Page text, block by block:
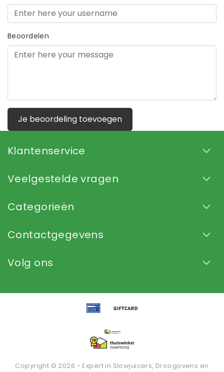
Beoordelen
Je beoordeling toevoegen
Klantenservice
Veelgestelde vragen
Categorieën
Contactgegevens
Volg ons
Copyright © 2026 - Expert in Slowjuicers, Droogovens en